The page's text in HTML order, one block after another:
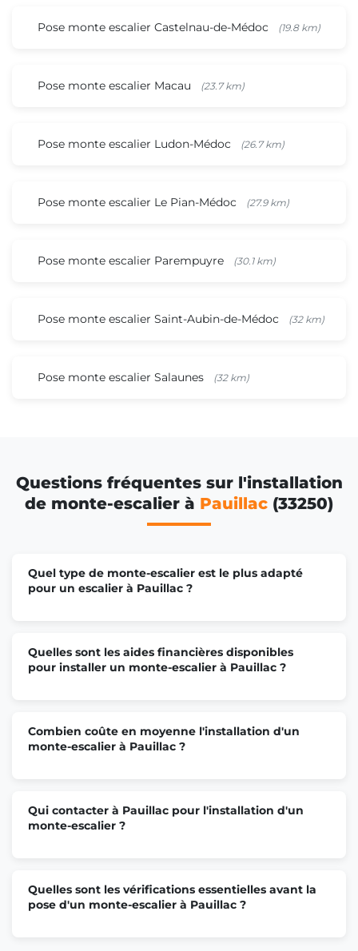
Pose monte escalier Castelnau-de-Médoc (19.8 km)
Pose monte escalier Macau (23.7 km)
Pose monte escalier Ludon-Médoc (26.7 km)
Pose monte escalier Le Pian-Médoc (27.9 km)
Pose monte escalier Parempuyre (30.1 km)
Pose monte escalier Saint-Aubin-de-Médoc (32 km)
Pose monte escalier Salaunes (32 km)
Questions fréquentes sur l'installation
de monte-escalier à Pauillac (33250)
Quel type de monte-escalier est le plus adapté
pour un escalier à Pauillac ?
Quelles sont les aides financières disponibles
pour installer un monte-escalier à Pauillac ?
Combien coûte en moyenne l'installation d'un
monte-escalier à Pauillac ?
Qui contacter à Pauillac pour l'installation d'un
monte-escalier ?
Quelles sont les vérifications essentielles avant la
pose d'un monte-escalier à Pauillac ?